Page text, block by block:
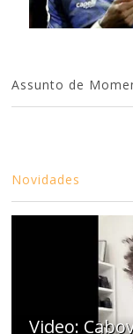
Assunto de
Novidades
Video: